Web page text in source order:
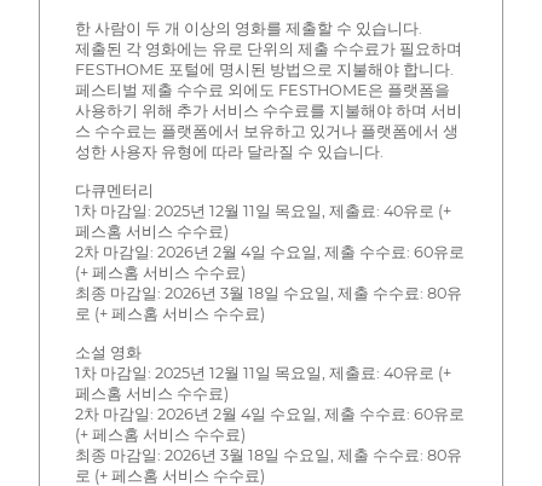
한 사람이 두 개 이상의 영화를 제출할 수 있습니다.
제출된 각 영화에는 유로 단위의 제출 수수료가 필요하며
FESTHOME 포털에 명시된 방법으로 지불해야 합니다.
페스티벌 제출 수수료 외에도 FESTHOME은 플랫폼을
사용하기 위해 추가 서비스 수수료를 지불해야 하며 서비
스 수수료는 플랫폼에서 보유하고 있거나 플랫폼에서 생
성한 사용자 유형에 따라 달라질 수 있습니다.
다큐멘터리
1차 마감일: 2025년 12월 11일 목요일, 제출료: 40유로 (+
페스홈 서비스 수수료)
2차 마감일: 2026년 2월 4일 수요일, 제출 수수료: 60유로
(+ 페스홈 서비스 수수료)
최종 마감일: 2026년 3월 18일 수요일, 제출 수수료: 80유
로 (+ 페스홈 서비스 수수료)
소설 영화
1차 마감일: 2025년 12월 11일 목요일, 제출료: 40유로 (+
페스홈 서비스 수수료)
2차 마감일: 2026년 2월 4일 수요일, 제출 수수료: 60유로
(+ 페스홈 서비스 수수료)
최종 마감일: 2026년 3월 18일 수요일, 제출 수수료: 80유
로 (+ 페스홈 서비스 수수료)